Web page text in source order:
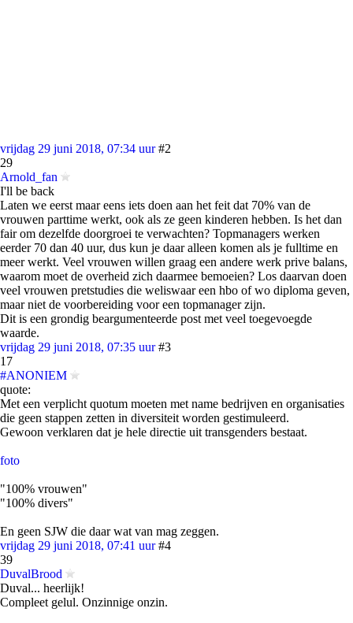
vrijdag 29 juni 2018, 07:34 uur #2
29
Arnold_fan
I'll be back
Laten we eerst maar eens iets doen aan het feit dat 70% van de
vrouwen parttime werkt, ook als ze geen kinderen hebben. Is het dan
fair om dezelfde doorgroei te verwachten? Topmanagers werken
eerder 70 dan 40 uur, dus kun je daar alleen komen als je fulltime en
meer werkt. Veel vrouwen willen graag een andere werk prive balans,
waarom moet de overheid zich daarmee bemoeien? Los daarvan doen
veel vrouwen pretstudies die weliswaar een hbo of wo diploma geven,
maar niet de voorbereiding voor een topmanager zijn.
Dit is een grondig beargumenteerde post met veel toegevoegde
waarde.
vrijdag 29 juni 2018, 07:35 uur #3
17
#ANONIEM
quote:
Met een verplicht quotum moeten met name bedrijven en organisaties
die geen stappen zetten in diversiteit worden gestimuleerd.
Gewoon verklaren dat je hele directie uit transgenders bestaat.
foto
"100% vrouwen"
"100% divers"
En geen SJW die daar wat van mag zeggen.
vrijdag 29 juni 2018, 07:41 uur #4
39
DuvalBrood
Duval... heerlijk!
Compleet gelul. Onzinnige onzin.